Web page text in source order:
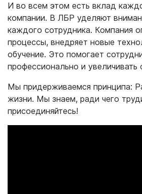
И во всем этом есть вклад
компании. В ЛБР уделяют
каждого сотрудника. Компания
процессы, внедряет новые
обучение. Это помогает
профессионально и
Мы придерживаемся принципа:
жизни. Мы знаем, ради чего
присоединяйтесь!